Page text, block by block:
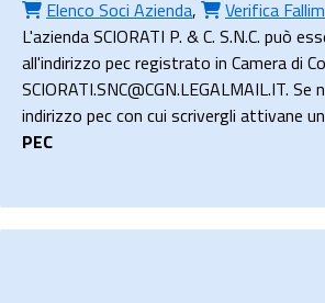
Elenco Soci Azienda, Verifica
L'azienda SCIORATI P. & C. S.N.C. può
all'indirizzo pec registrato in Camera di
SCIORATI.SNC@CGN.LEGALMAIL.IT. Se
indirizzo pec con cui scrivergli attivane
PEC